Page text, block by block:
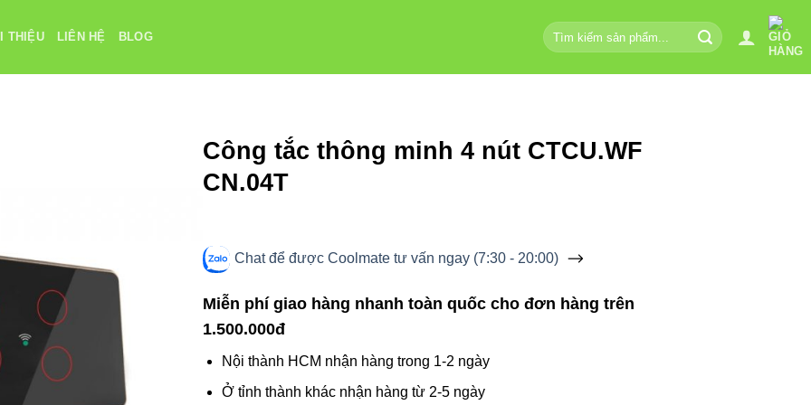
THIỆU LIÊN HỆ BLOG
Tìm
kiếm:
Công tắc thông minh 4 nút CTCU.WF
CN.04T
Chat để được Coolmate tư vấn ngay (7:30 - 20:00)
Miễn phí giao hàng nhanh toàn quốc cho đơn hàng trên
1.500.000đ
Nội thành HCM nhận hàng trong 1-2 ngày
Ở tỉnh thành khác nhận hàng từ 2-5 ngày